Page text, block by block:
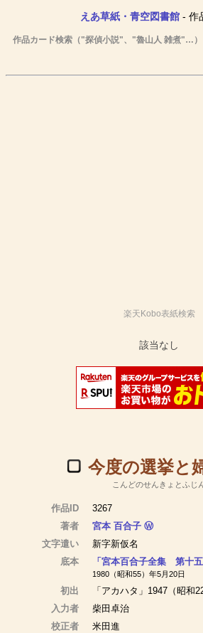
えあ草紙・青空図書館- 作
作品カード検索（"探偵小説"、"魯山人 雑煮"…）
楽天Kobo表紙検索
今度の選挙と
こんどのせんきょとふじ
作品ID
3267
著者
宮本 百合子 Ⓦ
文字遣い
新字新仮名
底本
「宮本百合子全集 第十
1980（昭和55）年5月20日
初出
「アカハタ」1947（昭和
入力者
柴田卓治
校正者
米田進